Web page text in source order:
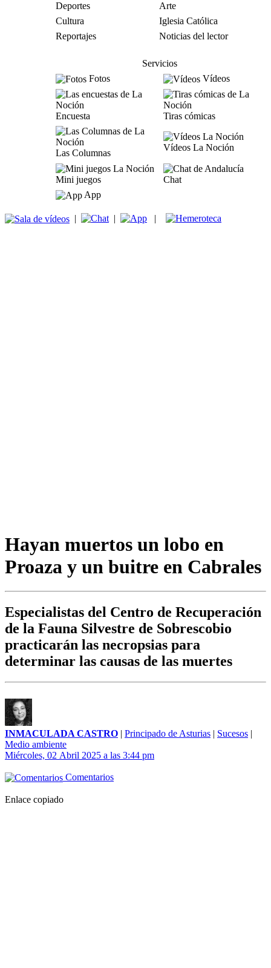
Deportes
Arte
Cultura
Iglesia Católica
Reportajes
Noticias del lector
Servicios
Fotos
Vídeos
Encuesta Tiras cómicas
Las Columnas
Vídeos La Noción
Mini juegos
Chat
App
| | |
Hayan muertos un lobo en
Proaza y un buitre en Cabrales
Especialistas del Centro de Recuperación
de la Fauna Silvestre de Sobrescobio
practicarán las necropsias para
determinar las causas de las muertes
INMACULADA CASTRO | Principado de Asturias | Sucesos |
Medio ambiente
Miércoles, 02 Abril 2025 a las 3:44 pm
Comentarios
Enlace copiado